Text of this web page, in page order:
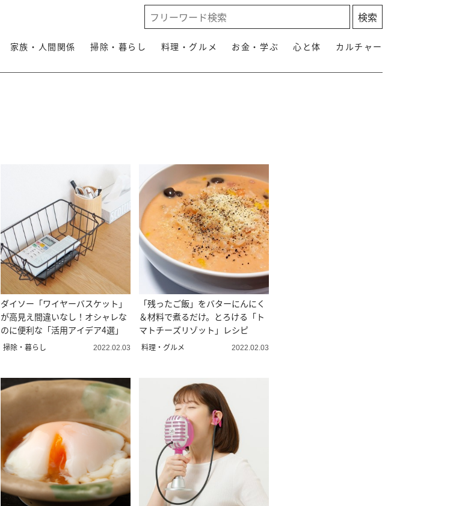
家族・人間関係 掃除・暮らし 料理・グルメ お金・学ぶ 心と体 カルチャー
ダイソー「ワイヤーバスケット」
が高見え間違いなし！オシャレな
のに便利な「活用アイデア4選」
掃除・暮らし 2022.02.03
「残ったご飯」をバターにんにく
＆材料で煮るだけ。とろける「ト
マトチーズリゾット」レシピ
料理・グルメ 2022.02.03